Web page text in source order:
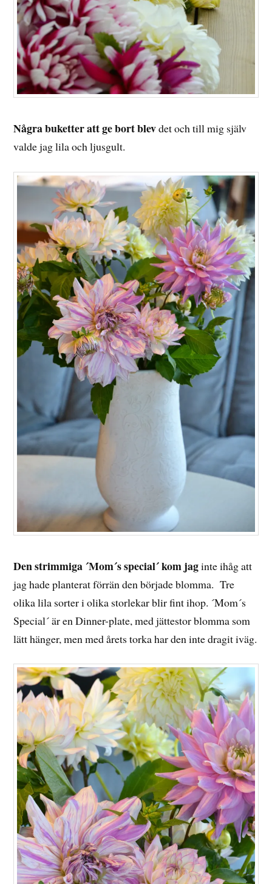
Några buketter att ge bort blevdet och till mig själv
valde jag lila och ljusgult.
Den strimmiga ´Mom´s special´ kom jaginte ihåg att
jag hade planterat förrän den började blomma. Tre
olika lila sorter i olika storlekar blir fint ihop. ´Mom´s
Special´ är en Dinner-plate, med jättestor blomma som
lätt hänger, men med årets torka har den inte dragit iväg.